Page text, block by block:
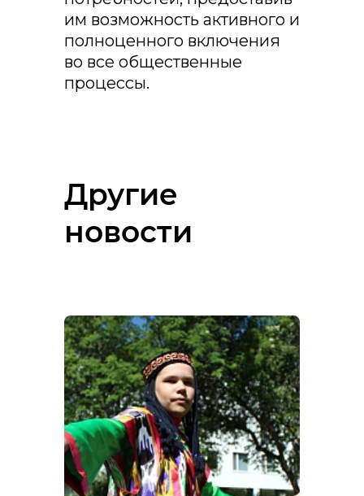
им возможность активного и
полноценного включения
во все общественные
процессы.
Другие
новости